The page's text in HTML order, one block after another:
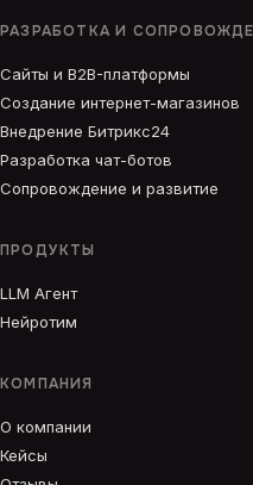
РАЗРАБОТКА И
Сайты и B2B-платформы
Создание интернет-магазинов
Внедрение Битрикс24
Разработка чат-ботов
Сопровождение и развитие
ПРОДУКТЫ
LLM Агент
Нейротим
КОМПАНИЯ
О компании
Кейсы